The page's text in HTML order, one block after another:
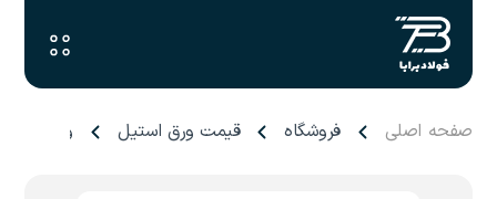
صفحه اصلی فروشگاه قیمت ورق استیل ورق ۰.۹ میل تاراز چهارمحال